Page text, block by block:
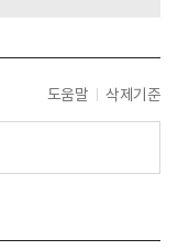
도움말 삭제기준